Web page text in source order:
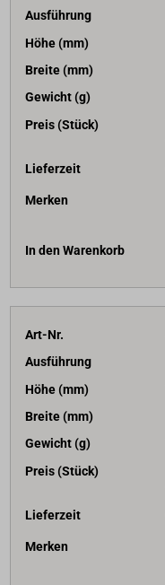
Ausführung
Höhe (mm)
Breite (mm)
Gewicht (g)
Preis (Stück)
Lieferzeit
Merken
In den Warenkorb
Art-Nr.
Ausführung
Höhe (mm)
Breite (mm)
Gewicht (g)
Preis (Stück)
Lieferzeit
Merken